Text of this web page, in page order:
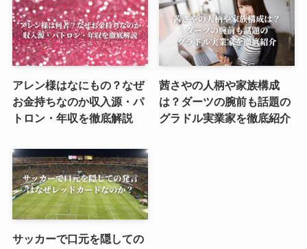
アレン様はなにもの？なぜ
お金持ちなのか収入源・パ
トロン・年収を徹底解説
茜さやの人柄や家族構成
は？ダーツの腕前も話題の
グラドル実業家を徹底紹介
サッカーで口元を隠しての